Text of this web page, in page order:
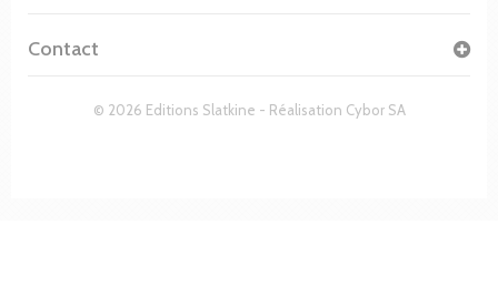
© 2026 Editions Slatkine - Réalisation Cybor SA
Contact